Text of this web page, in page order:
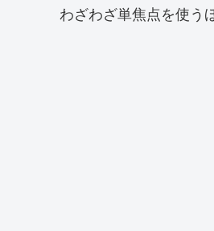
わざわざ単焦点を使う